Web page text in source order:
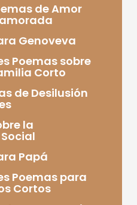
de Amor
Genoveva
Poemas sobre
Corto
de Desilusión
la
Papá
Poemas para
Cortos